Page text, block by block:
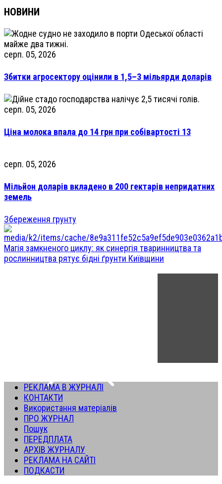
НОВИНИ
серп. 05, 2026
Збитки агросектору оцінили в 1,5–3 мільярди доларів
серп. 05, 2026
Ціна молока впала до 14 грн при собівартості 13
серп. 05, 2026
Мільйон доларів вкладено в 200 гектарів непридатних
земель
Збереження грунту
Магія замкненого циклу: як синергія тваринництва та
рослинництва рятує бідні ґрунти Київщини
РЕКЛАМА В ЖУРНАЛІ
КОНТАКТИ
Використання матеріалів
ПРО ЖУРНАЛ
Пошук
ПЕРЕДПЛАТА
АРХІВ ЖУРНАЛУ
РЕКЛАМА НА САЙТІ
ПОДКАСТИ